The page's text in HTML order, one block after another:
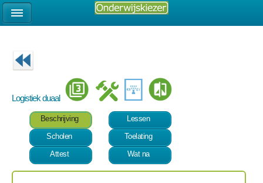
Logistiek duaal
Beschrijving
Lessen
Scholen
Toelating
Attest
Wat na